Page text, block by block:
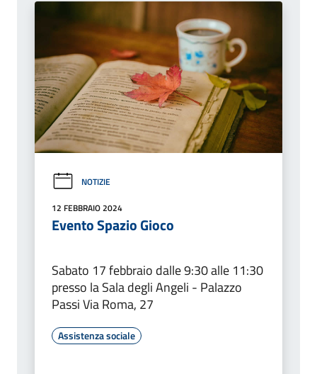
NOTIZIE
12 FEBBRAIO 2024
Evento Spazio Gioco
Sabato 17 febbraio dalle 9:30 alle 11:30
presso la Sala degli Angeli - Palazzo
Passi Via Roma, 27
Assistenza sociale